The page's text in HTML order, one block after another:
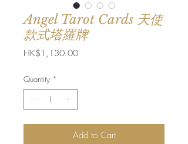
Angel Tarot Cards 天使
款式塔羅牌
HK$1,130.00Price
Quantity *
Add to Cart